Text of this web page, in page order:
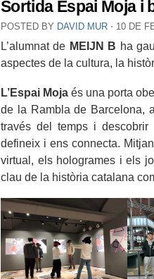
Sortida Espai Moja i
POSTED BY DAVID MUR ⋅ 10 DE
L’alumnat de MEIJN B ha
aspectes de la cultura, la
L’Espai Moja és una porta
de la Rambla de Barcelona,
través del temps i
defineix i ens connecta.
virtual, els hologrames i els
clau de la història catalana